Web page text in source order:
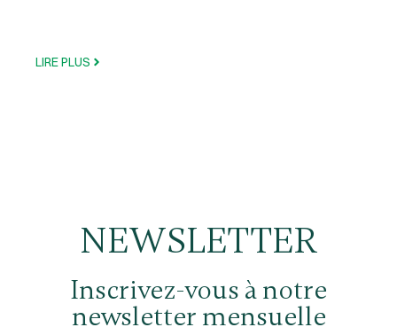
LIRE PLUS
NEWSLETTER
Inscrivez-vous à notre
newsletter mensuelle